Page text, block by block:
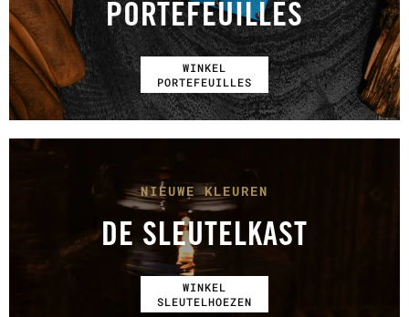
PORTEFEUILLES
WINKEL
PORTEFEUILLES
NIEUWE KLEUREN
DE SLEUTELKAST
WINKEL
SLEUTELHOEZEN